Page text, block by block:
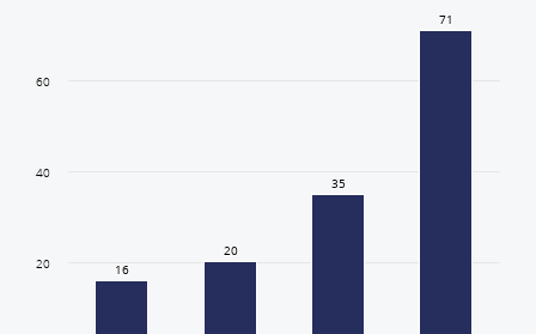
16
16
20
20
35
35
71
71
20
40
60